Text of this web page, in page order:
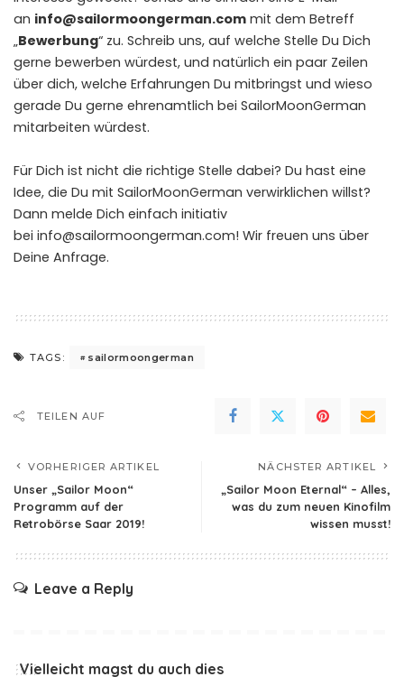
an info@sailormoongerman.com mit dem Betreff
„Bewerbung“ zu. Schreib uns, auf welche Stelle Du Dich
gerne bewerben würdest, und natürlich ein paar Zeilen
über dich, welche Erfahrungen Du mitbringst und wieso
gerade Du gerne ehrenamtlich bei SailorMoonGerman
mitarbeiten würdest.
Für Dich ist nicht die richtige Stelle dabei? Du hast eine
Idee, die Du mit SailorMoonGerman verwirklichen willst?
Dann melde Dich einfach initiativ
bei info@sailormoongerman.com! Wir freuen uns über
Deine Anfrage.
TAGS: sailormoongerman
TEILEN AUF
VORHERIGER ARTIKEL
Unser „Sailor Moon“
Programm auf der
Retrobörse Saar 2019!
NÄCHSTER ARTIKEL
„Sailor Moon Eternal“ – Alles,
was du zum neuen Kinofilm
wissen musst!
Leave a Reply
Vielleicht magst du auch dies